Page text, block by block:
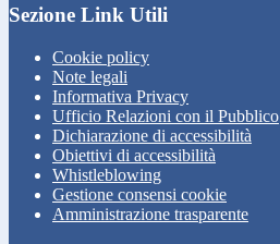
Sezione Link Utili
Cookie policy
Note legali
Informativa Privacy
Ufficio Relazioni con il Pubblico
Dichiarazione di accessibilità
Obiettivi di accessibilità
Whistleblowing
Gestione consensi cookie
Amministrazione trasparente